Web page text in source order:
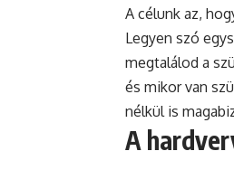
A célunk az,
Legyen szó
megtalálod a
és mikor van
nélkül is
A